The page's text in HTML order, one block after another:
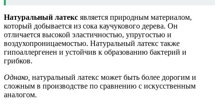
Натуральный латекс является природным материалом,
который добывается из сока каучукового дерева. Он
отличается высокой эластичностью, упругостью и
воздухопроницаемостью. Натуральный латекс также
гипоаллергенен и устойчив к образованию бактерий и
грибков.
Однако, натуральный латекс может быть более дорогим и
сложным в производстве по сравнению с искусственным
аналогом.